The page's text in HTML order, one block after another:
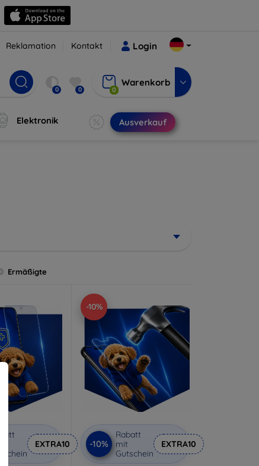
Reklamation Kontakt Login
0 0 0
Warenkorb
Elektronik Ausverkauf
Ermäßigte
EXTRA10
-10%
-10%
Rabatt
mit
Gutschein
EXTRA10